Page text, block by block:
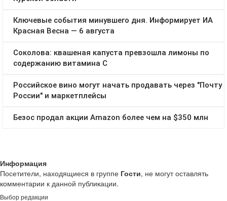
Информация
Посетители, находящиеся в группе Гости, не могут оставлять
комментарии к данной публикации.
Выбор редакции